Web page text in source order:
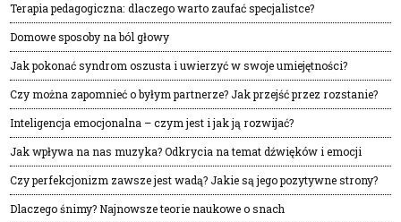
Terapia pedagogiczna: dlaczego warto zaufać specjalistce?
Domowe sposoby na ból głowy
Jak pokonać syndrom oszusta i uwierzyć w swoje umiejętności?
Czy można zapomnieć o byłym partnerze? Jak przejść przez rozstanie?
Inteligencja emocjonalna – czym jest i jak ją rozwijać?
Jak wpływa na nas muzyka? Odkrycia na temat dźwięków i emocji
Czy perfekcjonizm zawsze jest wadą? Jakie są jego pozytywne strony?
Dlaczego śnimy? Najnowsze teorie naukowe o snach